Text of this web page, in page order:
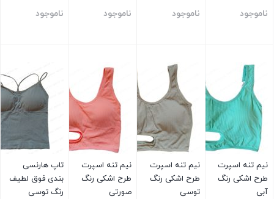
ناموجود ناموجود ناموجود ناموجود
نیم تنه اسپرت
طرح اشکی رنگ
آبی
نیم تنه اسپرت
طرح اشکی رنگ
توسی
نیم تنه اسپرت
طرح اشکی رنگ
صورتی
تاپ هارنسی
بندی فوق لطیف
رنگ توسی